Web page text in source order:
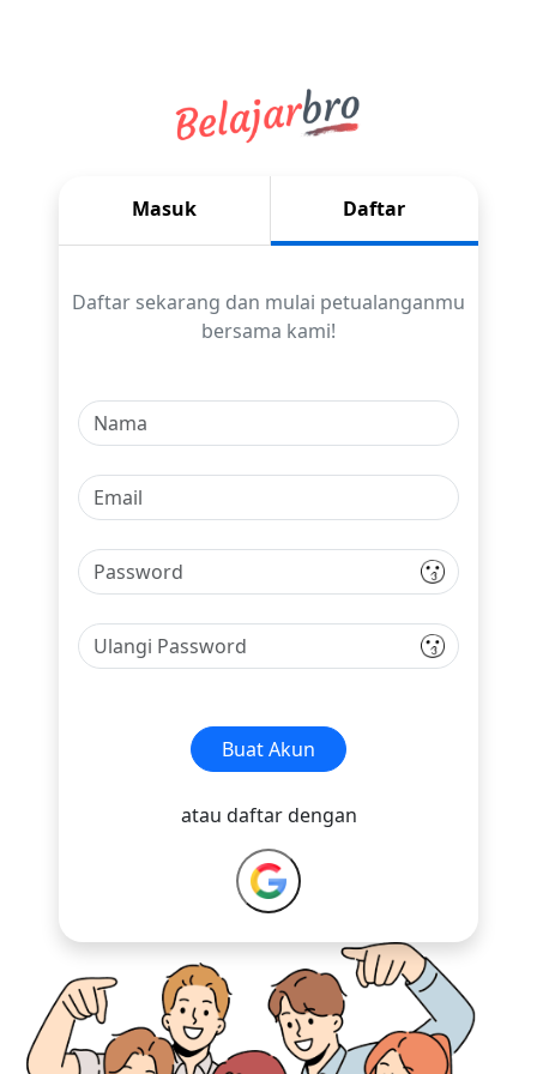
Masuk Daftar
Daftar sekarang dan mulai petualanganmu
bersama kami!
Buat Akun
atau daftar dengan